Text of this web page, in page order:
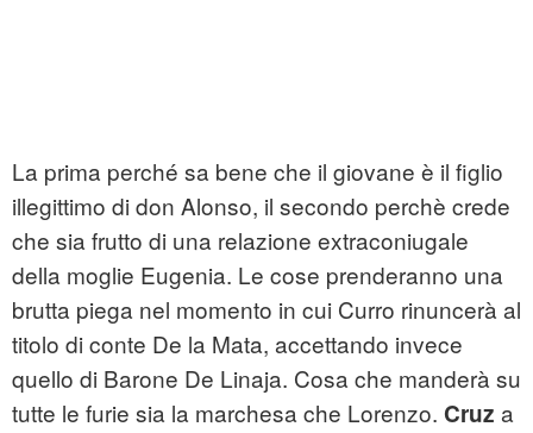
La prima perché sa bene che il giovane è il figlio
illegittimo di don Alonso, il secondo perchè crede
che sia frutto di una relazione extraconiugale
della moglie Eugenia. Le cose prenderanno una
brutta piega nel momento in cui Curro rinuncerà al
titolo di conte De la Mata, accettando invece
quello di Barone De Linaja. Cosa che manderà su
tutte le furie sia la marchesa che Lorenzo. Cruz a